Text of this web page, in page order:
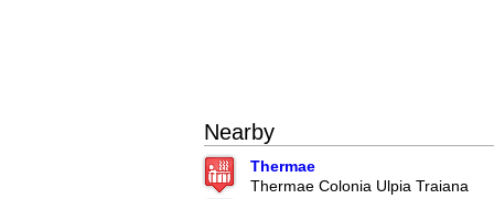
Nearby
Thermae
Thermae Colonia Ulpia Traiana